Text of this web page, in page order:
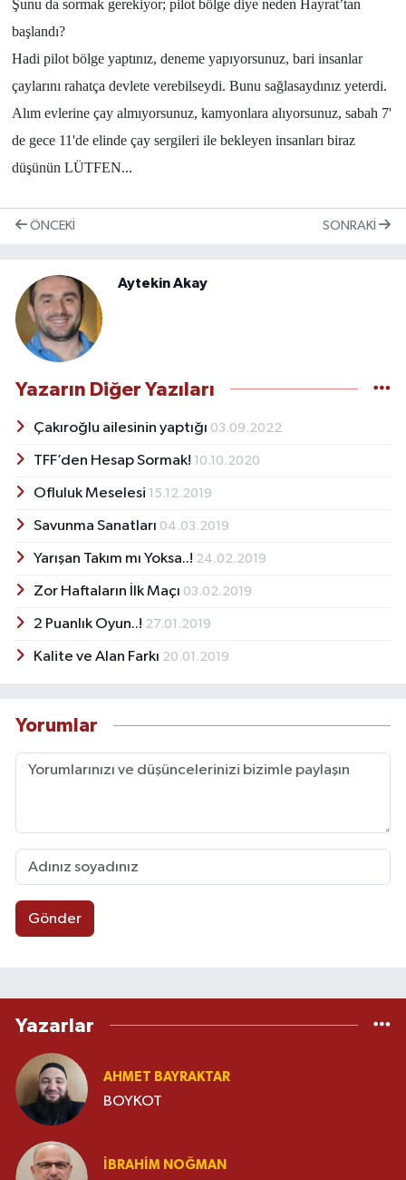
Şunu da sormak gerekiyor; pilot bölge diye neden Hayrat’tan
başlandı?
Hadi pilot bölge yaptınız, deneme yapıyorsunuz, bari insanlar
çaylarını rahatça devlete verebilseydi. Bunu sağlasaydınız yeterdi.
Alım evlerine çay almıyorsunuz, kamyonlara alıyorsunuz, sabah 7'
de gece 11'de elinde çay sergileri ile bekleyen insanları biraz
düşünün LÜTFEN...
ÖNCEKI SONRAKI
Aytekin Akay
Yazarın Diğer Yazıları
Çakıroğlu ailesinin yaptığı 03.09.2022
TFF’den Hesap Sormak! 10.10.2020
Ofluluk Meselesi 15.12.2019
Savunma Sanatları 04.03.2019
Yarışan Takım mı Yoksa..! 24.02.2019
Zor Haftaların İlk Maçı 03.02.2019
2 Puanlık Oyun..! 27.01.2019
Kalite ve Alan Farkı 20.01.2019
Yorumlar
Gönder
Yazarlar
AHMET BAYRAKTAR
BOYKOT
İBRAHIM NOĞMAN